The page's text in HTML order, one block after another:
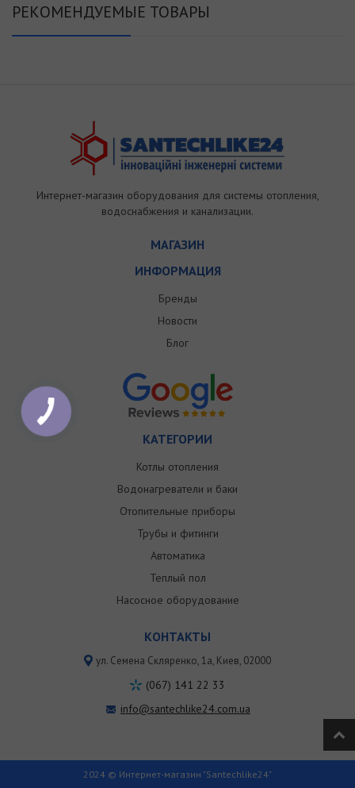
РЕКОМЕНДУЕМЫЕ ТОВАРЫ
Интернет-магазин оборудования для системы отопления,
водоснабжения и канализации.
МАГАЗИН
ИНФОРМАЦИЯ
Бренды
Новости
Блог
КАТЕГОРИИ
Котлы отопления
Водонагреватели и баки
Отопительные приборы
Трубы и фитинги
Автоматика
Теплый пол
Насосное оборудование
КОНТАКТЫ
ул. Семена Скляренко, 1a, Киев, 02000
(067) 141 22 33
info@santechlike24.com.ua
2024 © Интернет-магазин "Santechlike24"